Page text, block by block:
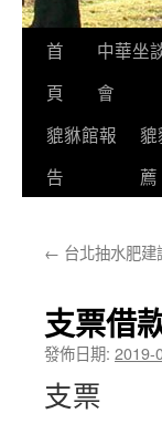
首
頁
中華坐
會
貔貅館報
告
貔
薦
← 台北抽水肥
支票借
發佈日期: 2019-
支票